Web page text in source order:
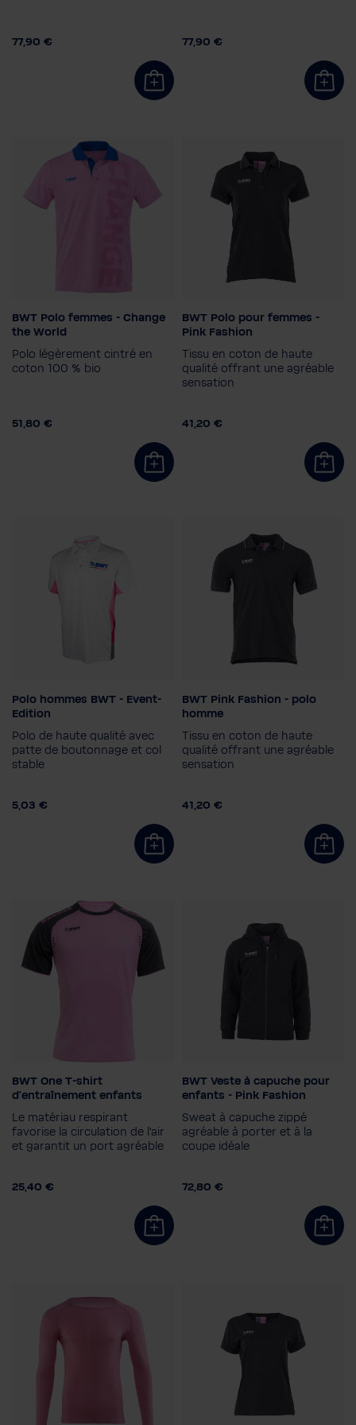
77,90 € 77,90 €
Couleur
Taille femme
BWT Polo femmes - Change
the World
Polo légèrement cintré en
coton 100 % bio
51,80 €
Taille femme
38
34 36
BWT Polo pour femmes -
Pink Fashion
Tissu en coton de haute
qualité offrant une agréable
sensation
41,20 €
Couleur
Taille homme
S
XXL
Polo hommes BWT - Event-
Edition
Polo de haute qualité avec
patte de boutonnage et col
stable
5,03 €
Sexe
Hommes
Taille homme
S
BWT Pink Fashion - polo
homme
Tissu en coton de haute
qualité offrant une agréable
sensation
41,20 €
Couleur
BWT One T-shirt
d'entraînement enfants
Le matériau respirant
favorise la circulation de l'air
et garantit un port agréable
25,40 €
Taille de l'enfant
164
140 128
152
116
BWT Veste à capuche pour
enfants - Pink Fashion
Sweat à capuche zippé
agréable à porter et à la
coupe idéale
72,80 €